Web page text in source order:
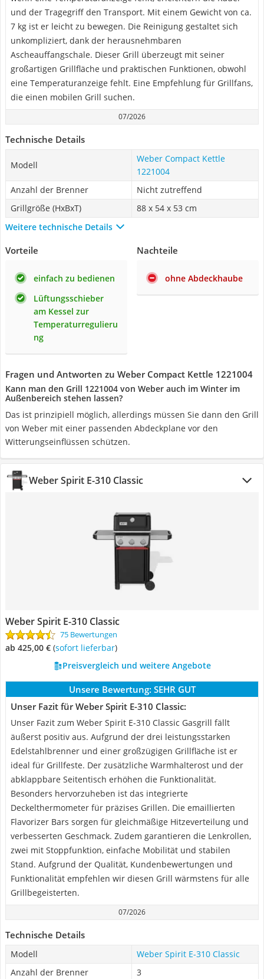
und der Tragegriff den Transport. Mit einem Gewicht von ca.
7 kg ist er leicht zu bewegen. Die Reinigung gestaltet sich
unkompliziert, dank der herausnehmbaren
Ascheauffangschale. Dieser Grill überzeugt mit seiner
großartigen Grillfläche und praktischen Funktionen, obwohl
eine Temperaturanzeige fehlt. Eine Empfehlung für Grillfans,
die einen mobilen Grill suchen.
07/2026
Technische Details
Modell
Weber Compact Kettle
1221004
Anzahl der Brenner
Nicht zutreffend
Grillgröße (HxBxT)
88 x 54 x 53 cm
Weitere technische Details
Vorteile
einfach zu bedienen
Lüftungsschieber
am Kessel zur
Temperaturregulieru
ng
Nachteile
ohne Abdeckhaube
Fragen und Antworten zu Weber Compact Kettle 1221004
Kann man den Grill 1221004 von Weber auch im Winter im
Außenbereich stehen lassen?
Das ist prinzipiell möglich, allerdings müssen Sie dann den Grill
von Weber mit einer passenden Abdeckplane vor den
Witterungseinflüssen schützen.
Weber Spirit E-310 Classic
Weber Spirit E-310 Classic
75 Bewertungen
ab 425,00 € ( Sofort lieferbar)
Preisvergleich und weitere Angebote
Unsere Bewertung: SEHR GUT
Unser Fazit für Weber Spirit E-310 Classic:
Unser Fazit zum Weber Spirit E-310 Classic Gasgrill fällt
äußerst positiv aus. Aufgrund der drei leistungsstarken
Edelstahlbrenner und einer großzügigen Grillfläche ist er
ideal für Grillfeste. Der zusätzliche Warmhalterost und der
abklappbare Seitentisch erhöhen die Funktionalität.
Besonders hervorzuheben ist das integrierte
Deckelthermometer für präzises Grillen. Die emaillierten
Flavorizer Bars sorgen für gleichmäßige Hitzeverteilung und
verbesserten Geschmack. Zudem garantieren die Lenkrollen,
zwei mit Stoppfunktion, einfache Mobilität und stabilen
Stand. Aufgrund der Qualität, Kundenbewertungen und
Funktionalität empfehlen wir diesen Grill wärmstens für alle
Grillbegeisterten.
07/2026
Technische Details
Modell
Weber Spirit E-310 Classic
Anzahl der Brenner
3